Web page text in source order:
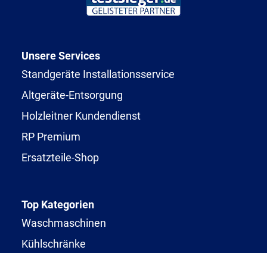
Unsere Services
Standgeräte Installationsservice
Altgeräte-Entsorgung
Holzleitner Kundendienst
RP Premium
Ersatzteile-Shop
Top Kategorien
Waschmaschinen
Kühlschränke